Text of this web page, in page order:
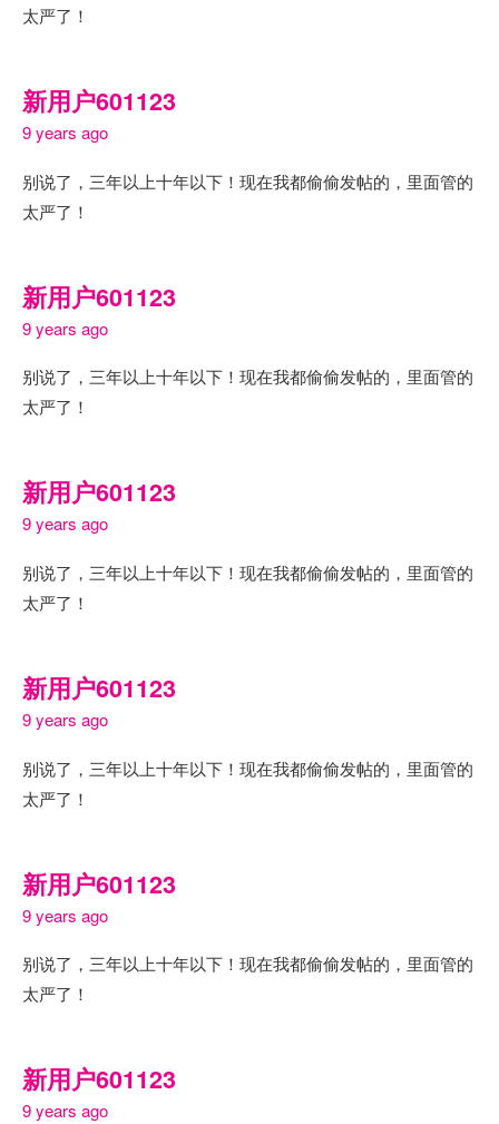
太严了！
新用户601123
9 years ago
别说了，三年以上十年以下！现在我都偷偷发帖的，里面管的
太严了！
新用户601123
9 years ago
别说了，三年以上十年以下！现在我都偷偷发帖的，里面管的
太严了！
新用户601123
9 years ago
别说了，三年以上十年以下！现在我都偷偷发帖的，里面管的
太严了！
新用户601123
9 years ago
别说了，三年以上十年以下！现在我都偷偷发帖的，里面管的
太严了！
新用户601123
9 years ago
别说了，三年以上十年以下！现在我都偷偷发帖的，里面管的
太严了！
新用户601123
9 years ago